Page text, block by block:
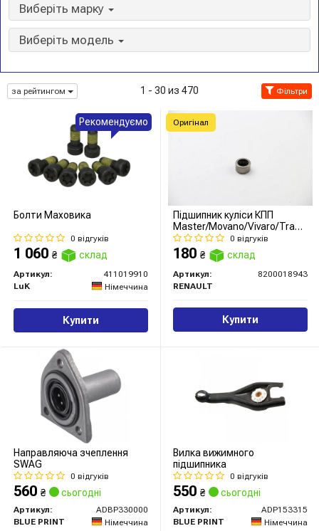
Виберіть марку
Виберіть модель
за рейтингом 1 - 30 из 470 Фільтри
Болти Маховика
0 відгуків
1 060 ₴ склад
Артикул:
411019910
LuK
Німеччина
Купити
Рекомендуємо
Підшипник куліси КПП
Master/Movano/Vivaro/Trafic
нижній
0 відгуків
180 ₴ склад
Артикул:
8200018943
RENAULT
Купити
Оригінал
Направляюча зчеплення
SWAG
0 відгуків
560 ₴ сьогодні
Артикул:
ADBP330000
BLUE PRINT
Німеччина
Вилка вижимного
підшипника
0 відгуків
550 ₴ сьогодні
Артикул:
ADP153315
BLUE PRINT
Німеччина